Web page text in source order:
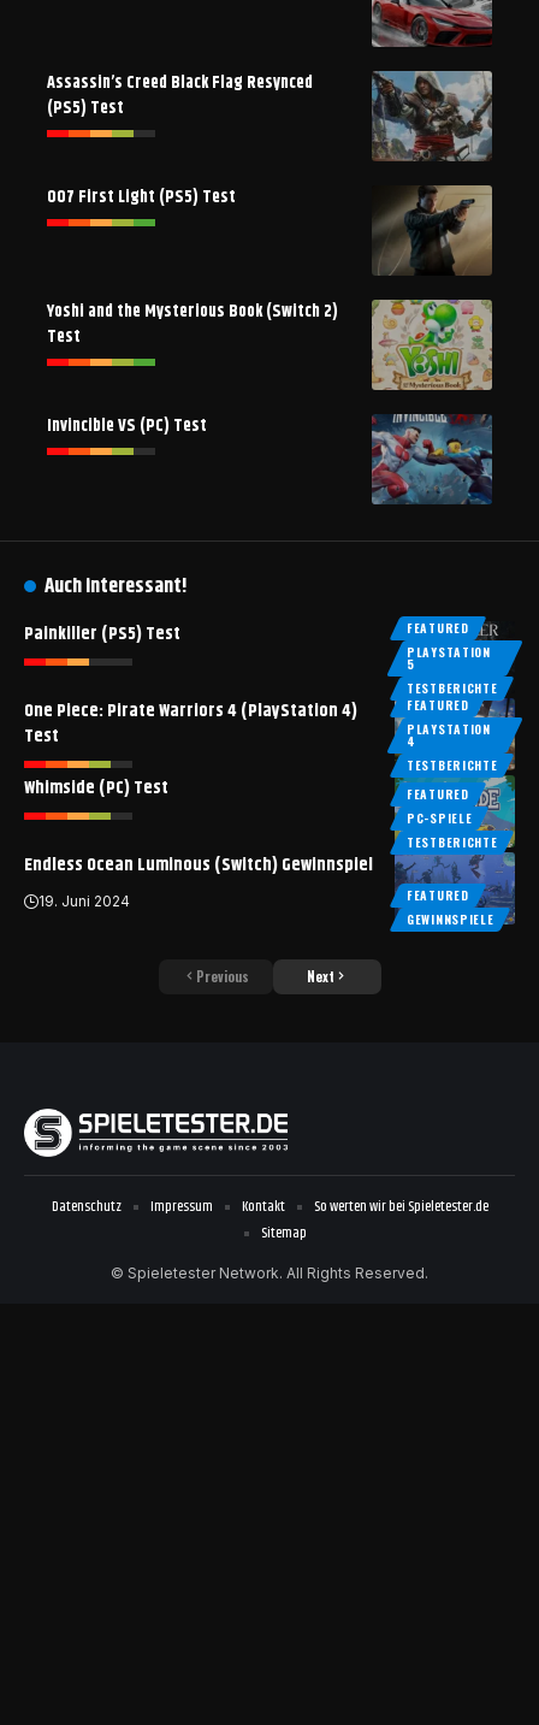
Assassin’s Creed Black Flag Resynced
(PS5) Test
007 First Light (PS5) Test
Yoshi and the Mysterious Book (Switch 2)
Test
Invincible VS (PC) Test
Auch interessant!
FEATURED
PLAYSTATION
5
TESTBERICHTE
Painkiller (PS5) Test
FEATURED
PLAYSTATION
4
TESTBERICHTE
One Piece: Pirate Warriors 4 (PlayStation 4)
Test
FEATURED
PC-SPIELE
TESTBERICHTE
Whimside (PC) Test
FEATURED
GEWINNSPIELE
Endless Ocean Luminous (Switch) Gewinnspiel
19. Juni 2024
Previous Next
© Spieletester Network. All Rights Reserved.
Datenschutz Impressum Kontakt
So werten wir bei Spieletester.de
Sitemap